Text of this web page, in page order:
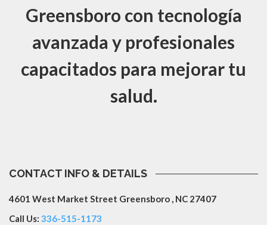
Greensboro con tecnología
avanzada y profesionales
capacitados para mejorar tu
salud.
CONTACT INFO & DETAILS
4601 West Market Street Greensboro , NC 27407
Call Us: 336-515-1173